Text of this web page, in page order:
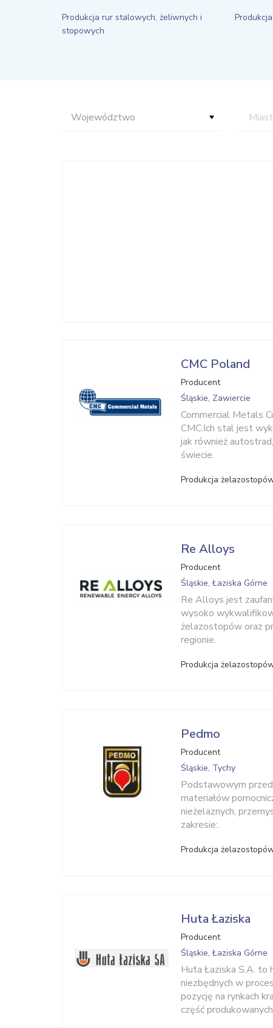
Produkcja rur stalowych, żeliwnych i
stopowych
Województwo
CMC Poland
Producent
Śląskie, Zawiercie
Commercial Metals
CMC.Ich stal jest
jak również
świecie.
Produkcja
Re Alloys
Producent
Śląskie, Łaziska Górne
Re Alloys jest
wysoko
żelazostopów oraz
regionie.
Produkcja
Pedmo
Producent
Śląskie, Tychy
Podstawowym
materiałów
nieżelaznych,
zakresie:.
Produkcja
Huta Łaziska
Producent
Śląskie, Łaziska Górne
Huta Łaziska S.A. to
niezbędnych w
pozycję na rynkach
część